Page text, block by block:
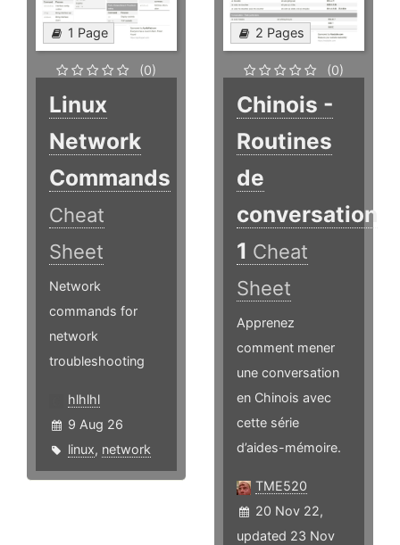
1 Page
(0)
Linux
Network
Commands
Cheat
Sheet
Network
commands for
network
troubleshooting
hlhlhl
9 Aug 26
linux, network
2 Pages
(0)
Chinois -
Routines
de
conversation
1 Cheat
Sheet
Apprenez
comment mener
une conversation
en Chinois avec
cette série
d’aides-mémoire.
TME520
20 Nov 22,
updated 23 Nov